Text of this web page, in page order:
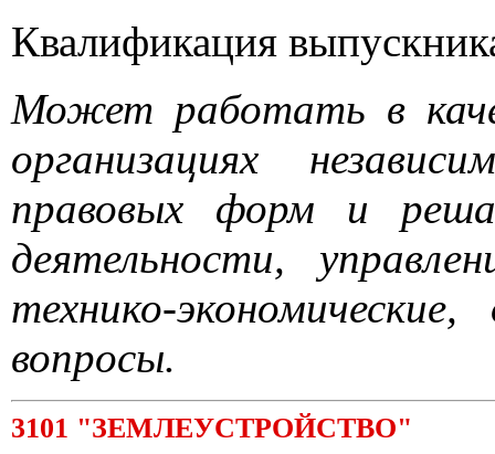
Квалификация
Может работать в
организациях
правовых форм и
деятельности,
технико-
вопросы.
3101 "ЗЕМЛЕУСТРОЙСТВО"